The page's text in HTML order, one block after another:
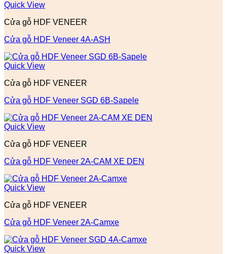
Quick View
Cửa gỗ HDF VENEER
Cửa gỗ HDF Veneer 4A-ASH
Quick View
Cửa gỗ HDF VENEER
Cửa gỗ HDF Veneer SGD 6B-Sapele
Quick View
Cửa gỗ HDF VENEER
Cửa gỗ HDF Veneer 2A-CAM XE DEN
Quick View
Cửa gỗ HDF VENEER
Cửa gỗ HDF Veneer 2A-Camxe
Quick View